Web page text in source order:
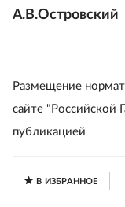
А.В.Островский
Размещение
сайте "Российской
публикацией